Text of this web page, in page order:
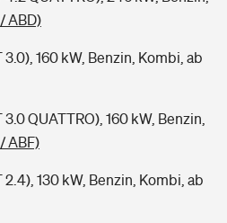
ABD)
160 kW, Benzin, Kombi, ab
QUATTRO), 160 kW, Benzin,
ABF)
130 kW, Benzin, Kombi, ab